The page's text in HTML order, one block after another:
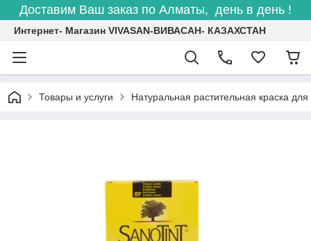
Доставим Ваш заказ по Алматы, день в день !
Интернет- Магазин VIVASAN-ВИВАСАН- КАЗАХСТАН
Товары и услуги Натуральная растительная краска